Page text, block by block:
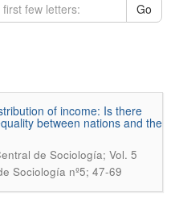
Go
of income: Is there
between nations and the
de Sociología; Vol. 5
Sociología nº5; 47-69